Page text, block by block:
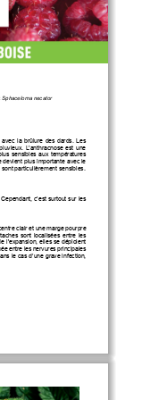
Sphaceloma necator
avec  la  brûlure  des  dards.  Les
pluvieux.  L’anthracnose  est  une
sensibles  aux  températures
devient plus importante avec le
sont particulièrement sensibles.
, c’est surtout sur les
clair et une marge pourpre
sont  localisées  entre  les
l'expansion, elles se déploient
entre les nervures principales
le cas d’une grave infection,